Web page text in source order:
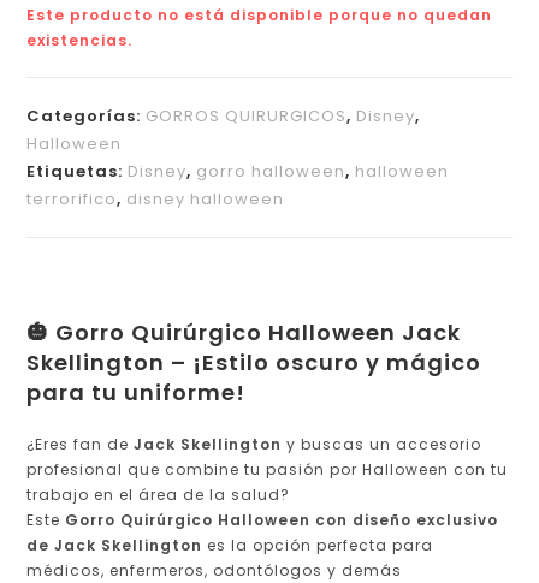
Este producto no está disponible porque no quedan
existencias.
Categorías: GORROS QUIRURGICOS, Disney,
Halloween
Etiquetas: Disney, gorro halloween, halloween
terrorifico, disney halloween
🎃 Gorro Quirúrgico Halloween Jack
Skellington – ¡Estilo oscuro y mágico
para tu uniforme!
¿Eres fan deJack Skellington y buscas un accesorio
profesional que combine tu pasión por Halloween con tu
trabajo en el área de la salud?
Este Gorro Quirúrgico Halloween con diseño exclusivo
de Jack Skellington es la opción perfecta para
médicos, enfermeros, odontólogos y demás